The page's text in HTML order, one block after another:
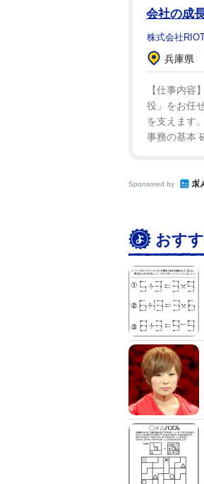
会社の成
株式会社
兵庫県
【仕事内容
役」をお任
を支えます
事務の基本
Sponsored by
おす